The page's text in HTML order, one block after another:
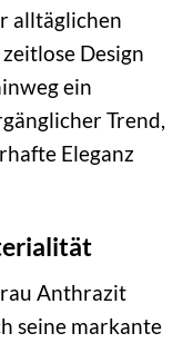
alltäglichen
Design
ein
Trend,
Eleganz
Anthrazit
seine markante